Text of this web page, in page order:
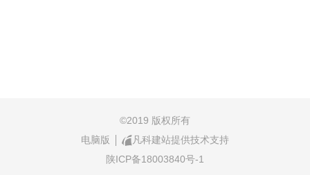
©2019 版权所有
电脑版
凡科建站提供技术支持
陕ICP备18003840号-1